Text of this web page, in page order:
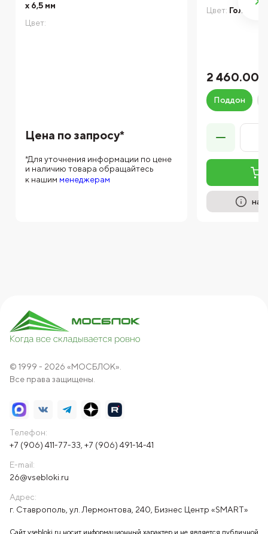
x 6,5 мм
Цвет:
Цена по запросу*
*Для уточнения информации по цене
и наличию товара обращайтесь
к нашим менеджерам
Цвет: Голден
2 460.00
Поддон
на
© 1999 - 2026 «МОСБЛОК».
Все права защищены.
Телефон:
+7 (906) 411-77-33, +7 (906) 491-14-41
E-mail:
26@vsebloki.ru
Адрес:
г. Ставрополь, ул. Лермонтова, 240, Бизнес Центр «SMART»